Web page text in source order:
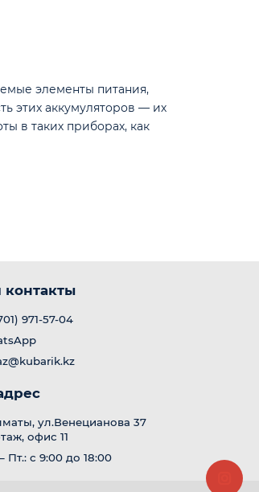
элементы питания,
этих аккумуляторов — их
в таких приборах, как
971-57-04
ул.Венецианова 37
офис 11
Пт.: с 9:00 до 18:00